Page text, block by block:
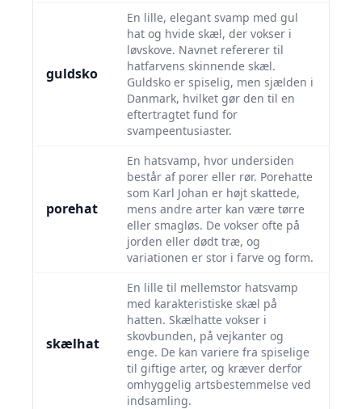
guldsko
En lille, elegant svamp med gul
hat og hvide skæl, der vokser i
løvskove. Navnet refererer til
hatfarvens skinnende skæl.
Guldsko er spiselig, men sjælden i
Danmark, hvilket gør den til en
eftertragtet fund for
svampeentusiaster.
porehat
En hatsvamp, hvor undersiden
består af porer eller rør. Porehatte
som Karl Johan er højt skattede,
mens andre arter kan være tørre
eller smagløs. De vokser ofte på
jorden eller dødt træ, og
variationen er stor i farve og form.
skælhat
En lille til mellemstor hatsvamp
med karakteristiske skæl på
hatten. Skælhatte vokser i
skovbunden, på vejkanter og
enge. De kan variere fra spiselige
til giftige arter, og kræver derfor
omhyggelig artsbestemmelse ved
indsamling.